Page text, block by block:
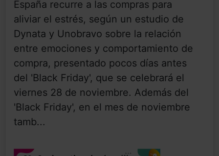
España recurre a las compras para
aliviar el estrés, según un estudio de
Dynata y Unobravo sobre la relación
entre emociones y comportamiento de
compra, presentado pocos días antes
del 'Black Friday', que se celebrará el
viernes 28 de noviembre. Además del
'Black Friday', en el mes de noviembre
tamb...